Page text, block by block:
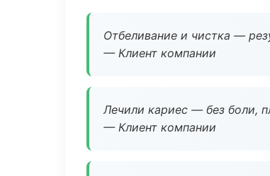
Отбеливание и чистка —
— Клиент компании
Лечили кариес — без боли,
— Клиент компании